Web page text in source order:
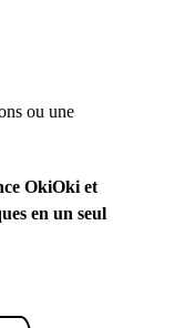
ou une
OkiOki et
en un seul